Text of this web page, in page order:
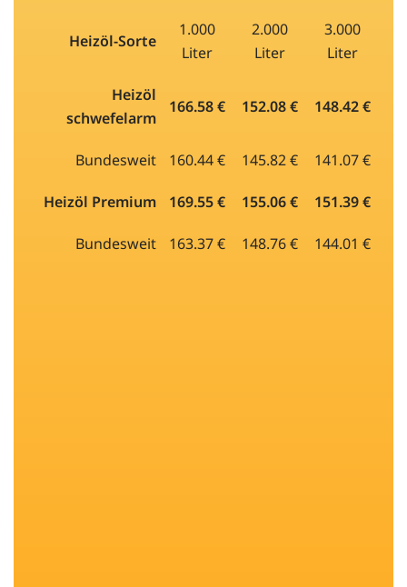
Heizöl-Sorte
1.000
Liter
2.000
Liter
3.000
Liter
Heizöl
schwefelarm
166.58 € 152.08 € 148.42 €
Bundesweit 160.44 € 145.82 € 141.07 €
Heizöl Premium 169.55 € 155.06 € 151.39 €
Bundesweit 163.37 € 148.76 € 144.01 €